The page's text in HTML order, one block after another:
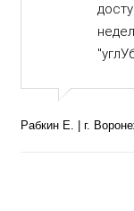
Рабкин Е. | г.